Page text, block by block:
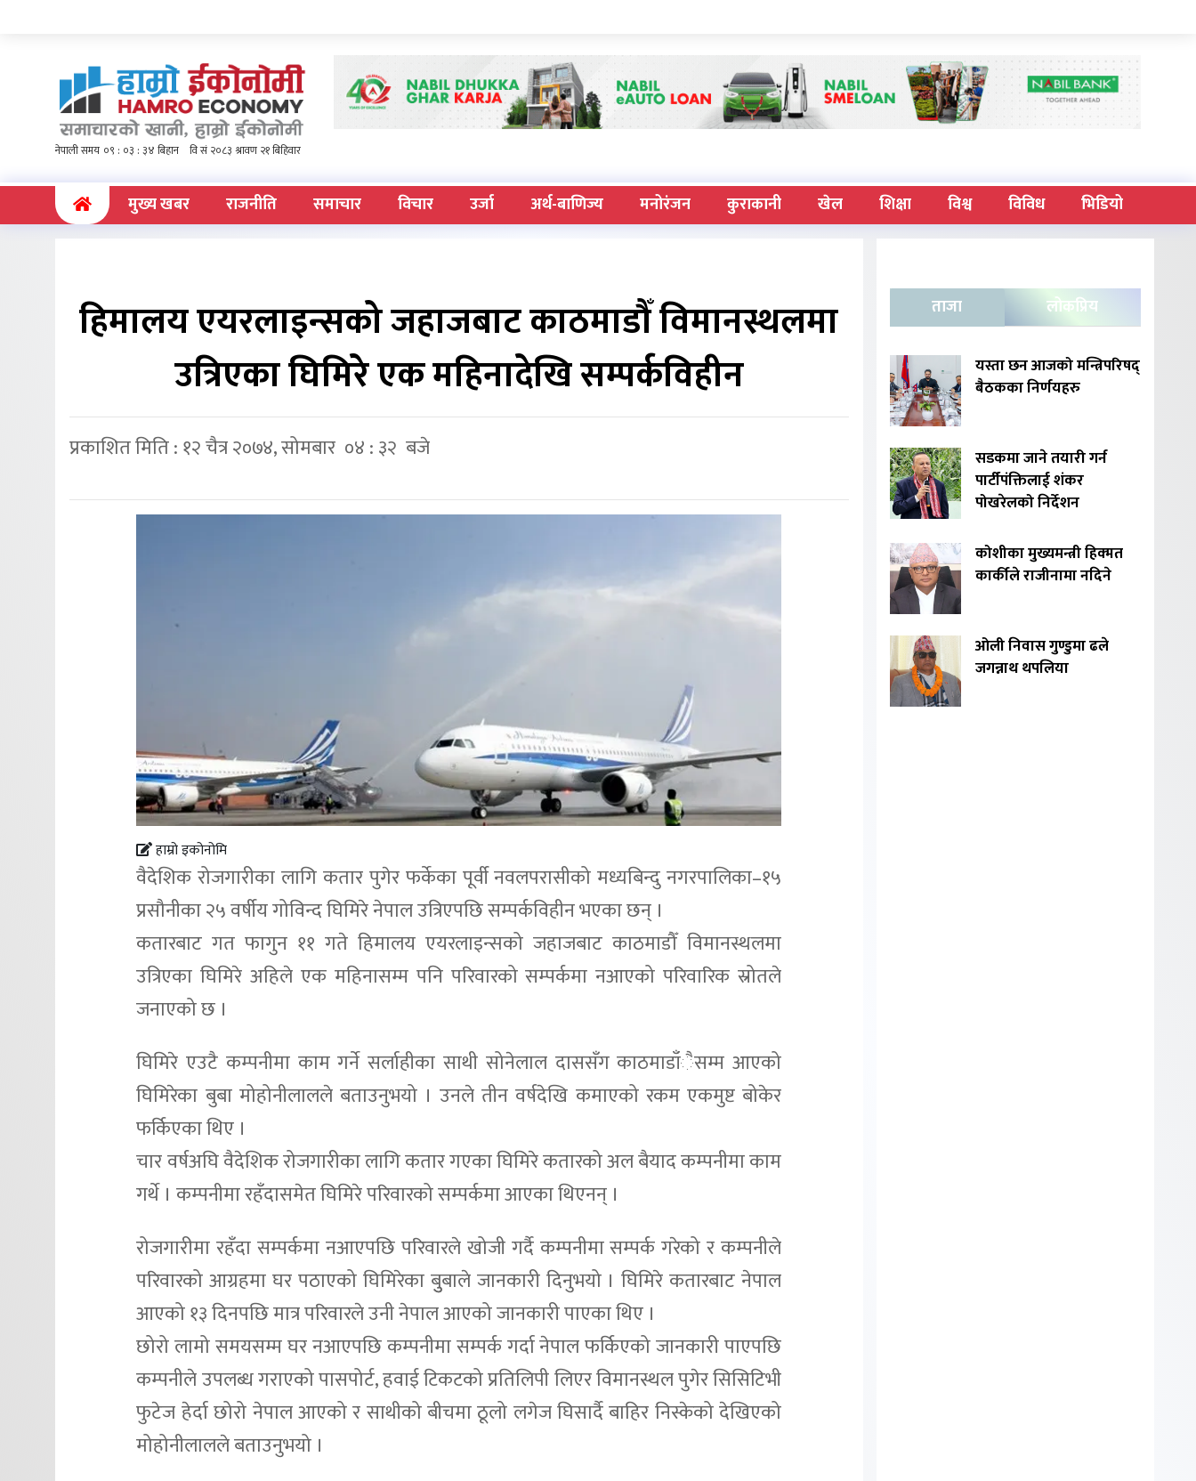
(current)मुख्य खबर राजनीति समाचार विचार उर्जा अर्थ-बाणिज्य मनोरंजन कुराकानी खेल शिक्षा विश्व विविध भिडियो
हिमालय एयरलाइन्सको जहाजबाट काठमाडौँ विमानस्थलमा
उत्रिएका घिमिरे एक महिनादेखि सम्पर्कविहीन
प्रकाशित मिति : १२ चैत्र २०७४, सोमबार ०४ : ३२ बजे
हाम्रो इकोनोमि
वैदेशिक रोजगारीका लागि कतार पुगेर फर्केका पूर्वी नवलपरासीको मध्यबिन्दु नगरपालिका–१५
प्रसौनीका २५ वर्षीय गोविन्द घिमिरे नेपाल उत्रिएपछि सम्पर्कविहीन भएका छन् ।
कतारबाट गत फागुन ११ गते हिमालय एयरलाइन्सको जहाजबाट काठमाडौँ विमानस्थलमा
उत्रिएका घिमिरे अहिले एक महिनासम्म पनि परिवारको सम्पर्कमा नआएको परिवारिक स्रोतले
जनाएको छ ।
घिमिरे एउटै कम्पनीमा काम गर्ने सर्लाहीका साथी सोनेलाल दाससँग काठमाडाँैसम्म आएको
घिमिरेका बुबा मोहोनीलालले बताउनुभयो । उनले तीन वर्षदेखि कमाएको रकम एकमुष्ट बोकेर
फर्किएका थिए ।
चार वर्षअघि वैदेशिक रोजगारीका लागि कतार गएका घिमिरे कतारको अल बैयाद कम्पनीमा काम
गर्थे । कम्पनीमा रहँदासमेत घिमिरे परिवारको सम्पर्कमा आएका थिएनन् ।
रोजगारीमा रहँदा सम्पर्कमा नआएपछि परिवारले खोजी गर्दै कम्पनीमा सम्पर्क गरेको र कम्पनीले
परिवारको आग्रहमा घर पठाएको घिमिरेका बुुबाले जानकारी दिनुभयो । घिमिरे कतारबाट नेपाल
आएको १३ दिनपछि मात्र परिवारले उनी नेपाल आएको जानकारी पाएका थिए ।
छोरो लामो समयसम्म घर नआएपछि कम्पनीमा सम्पर्क गर्दा नेपाल फर्किएको जानकारी पाएपछि
कम्पनीले उपलब्ध गराएको पासपोर्ट, हवाई टिकटको प्रतिलिपी लिएर विमानस्थल पुगेर सिसिटिभी
फुटेज हेर्दा छोरो नेपाल आएको र साथीको बीचमा ठूलो लगेज घिसार्दै बाहिर निस्केको देखिएको
मोहोनीलालले बताउनुभयो ।
ताजा लोकप्रिय
यस्ता छन आजको मन्त्रिपरिषद्
बैठकका निर्णयहरु
सडकमा जाने तयारी गर्न
पार्टीपंक्तिलाई शंकर
पोखरेलको निर्देशन
कोशीका मुख्यमन्त्री हिक्मत
कार्कीले राजीनामा नदिने
ओली निवास गुण्डुमा ढले
जगन्नाथ थपलिया